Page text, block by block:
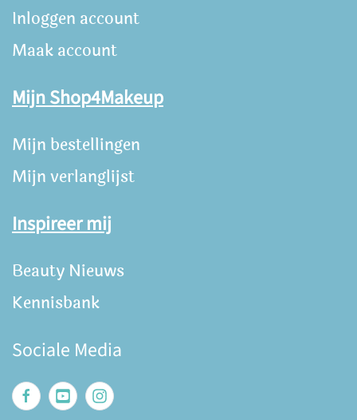
Inloggen account
Maak account
Mijn Shop4Makeup
Mijn bestellingen
Mijn verlanglijst
Inspireer mij
Beauty Nieuws
Kennisbank
Sociale Media